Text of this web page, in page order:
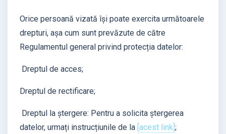
Orice persoană vizată își poate exercita următoarele
drepturi, așa cum sunt prevăzute de către
Regulamentul general privind protecția datelor:
Dreptul de acces;
Dreptul de rectificare;
Dreptul la ștergere: Pentru a solicita ștergerea
datelor, urmați instrucțiunile de la [acest link] ;